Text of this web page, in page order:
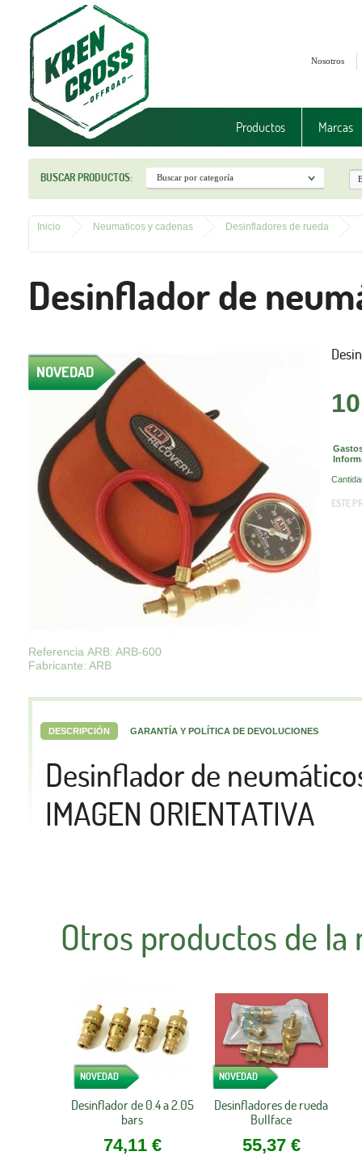
Nosotros
Productos Marcas
BUSCAR PRODUCTOS:
Inicio Neumaticos y cadenas Desinfladores de rueda
Desinflador de
NOVEDAD
Referencia ARB: ARB-600
Fabricante: ARB
ESTE
DESCRIPCIÓN GARANTÍA Y POLÍTICA DE DEVOLUCIONES
Desinflador de
IMAGEN ORIENTATIVA
Otros productos de
NOVEDAD
Desinflador de 0.4 a 2.05
bars
74,11 €
NOVEDAD
Desinfladores de rueda
Bullface
55,37 €